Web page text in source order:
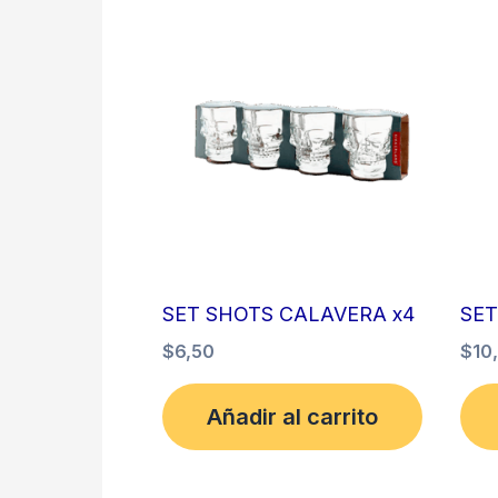
SET SHOTS CALAVERA x4
$6,50
Añadir al carrito
$